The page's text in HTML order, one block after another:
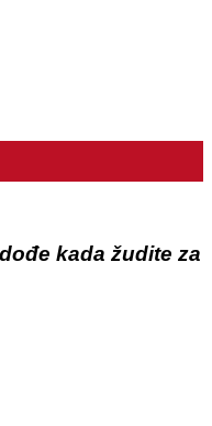
kada žudite za